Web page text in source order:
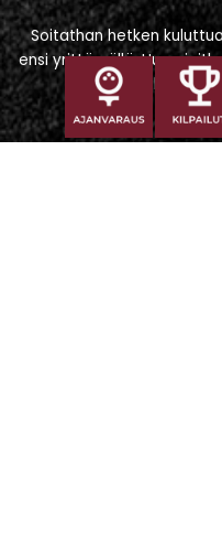
Soitathan hetken
ensi yrittämällä.
vaikeampi
Iitti